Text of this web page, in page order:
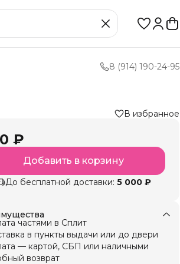
8 (914) 190-24-95
В избранное
₽
Добавить в корзину
До бесплатной доставки: 5 000 ₽
частями в Сплит
в пункты выдачи или до двери
— картой, СБП или наличными
возврат